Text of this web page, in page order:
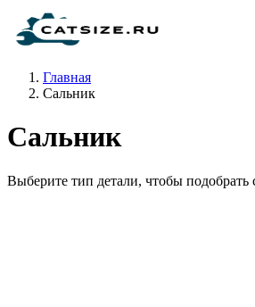
Главная
Сальник
Сальник
Выберите тип детали, чтобы подобрать